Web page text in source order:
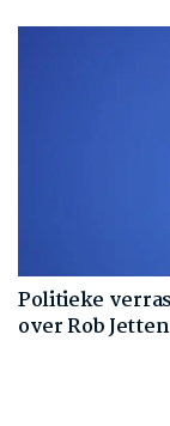
Politieke
over Rob Jetten